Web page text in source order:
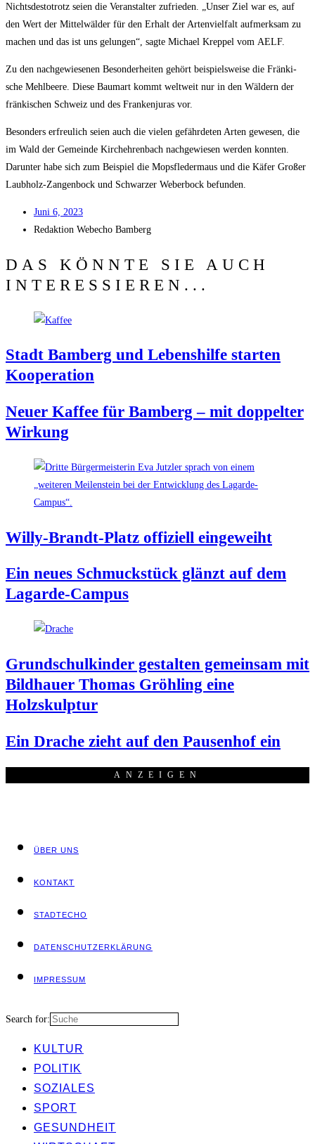
Nichts­des­to­trotz sei­en die Ver­an­stal­ter zufrie­den. „Unser Ziel war es, auf
den Wert der Mit­tel­wäl­der für den Erhalt der Arten­viel­falt auf­merk­sam zu
machen und das ist uns gelun­gen“, sag­te Micha­el Krep­pel vom AELF.
Zu den nach­ge­wie­se­nen Beson­der­hei­ten gehört bei­spiels­wei­se die Frän­ki­
sche Mehl­bee­re. Die­se Baum­art kommt welt­weit nur in den Wäl­dern der
frän­ki­schen Schweiz und des Fran­ken­ju­ras vor.
Beson­ders erfreu­lich sei­en auch die vie­len gefähr­de­ten Arten gewe­sen, die
im Wald der Gemein­de Kirch­eh­ren­bach nach­ge­wie­sen wer­den konn­ten.
Dar­un­ter habe sich zum Bei­spiel die Mops­fle­der­maus und die Käfer Gro­ßer
Laub­holz-Zan­gen­bock und Schwar­zer Weber­bock befunden.
Juni 6, 2023
Redak­ti­on Web­echo Bamberg
DAS KÖNNTE SIE AUCH
INTERESSIEREN...
Stadt Bam­berg und Lebens­hil­fe star­ten
Kooperation
Neu­er Kaf­fee für Bam­berg – mit dop­pel­ter
Wirkung
Wil­ly-Brandt-Platz offi­zi­ell eingeweiht
Ein neu­es Schmuck­stück glänzt auf dem
Lagarde-Campus
Grund­schul­kin­der gestal­ten gemein­sam mit
Bild­hau­er Tho­mas Gröh­ling eine
Holzskulptur
Ein Dra­che zieht auf den Pau­sen­hof ein
ANZEI­GEN
ÜBER UNS
KON­TAKT
STADT­ECHO
DATEN­SCHUTZ­ER­KLÄ­RUNG
IMPRES­SUM
Search for:
KUL­TUR
POLI­TIK
SOZIA­LES
SPORT
GESUND­HEIT